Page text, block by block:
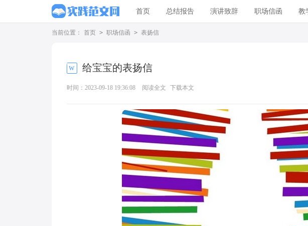
首页 总结报告 演讲致辞 职场信函 教
当前位置： 首页 > 职场信函 > 表扬信
给宝宝的表扬信
时间：2023-09-18 19:36:08 阅读全文 下载本文